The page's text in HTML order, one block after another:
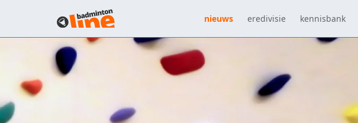
nieuws eredivisie kennisbank